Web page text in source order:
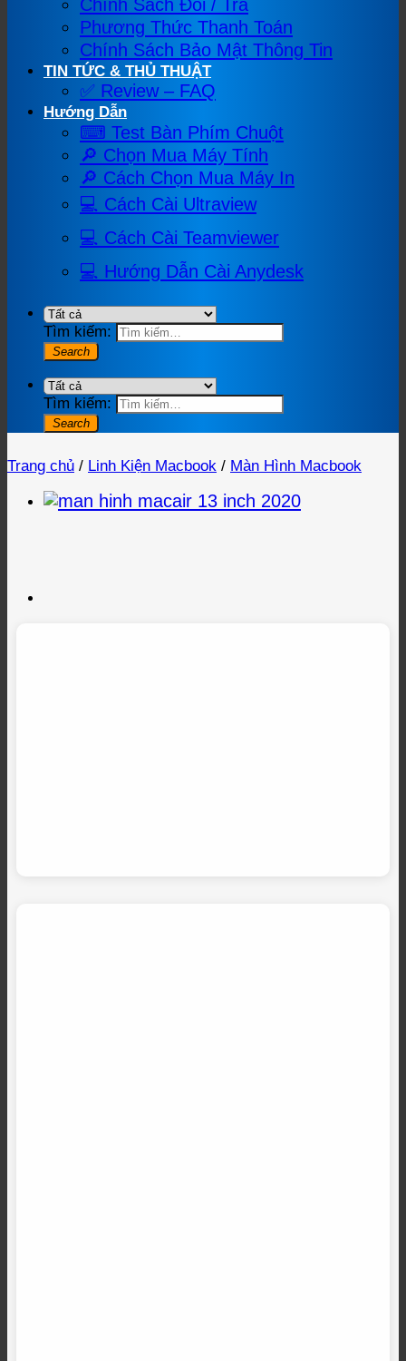
Chính Sách Đổi / Trả
Phương Thức Thanh Toán
Chính Sách Bảo Mật Thông Tin
TIN TỨC & THỦ THUẬT
✅ Review – FAQ
Hướng Dẫn
⌨ Test Bàn Phím Chuột
🔎 Chọn Mua Máy Tính
🔎 Cách Chọn Mua Máy In
💻 Cách Cài Ultraview
💻 Cách Cài Teamviewer
💻 Hướng Dẫn Cài Anydesk
Tìm kiếm:
Tìm kiếm:
Trang chủ / Linh Kiện Macbook / Màn Hình Macbook